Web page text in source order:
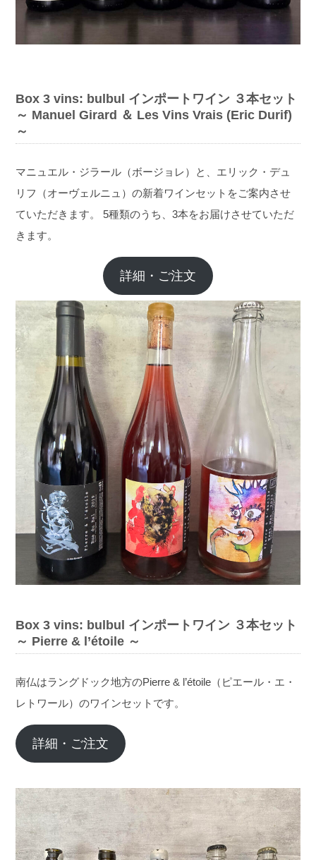
Box 3 vins: bulbul インポートワイン ３本セット
～ Manuel Girard ＆ Les Vins Vrais (Eric Durif)
～
マニュエル・ジラール（ボージョレ）と、エリック・デュ
リフ（オーヴェルニュ）の新着ワインセットをご案内させ
ていただきます。 5種類のうち、3本をお届けさせていただ
きます。
詳細・ご注文
Box 3 vins: bulbul インポートワイン ３本セット
～ Pierre & l’étoile ～
南仏はラングドック地方のPierre & l’étoile（ピエール・エ・
レトワール）のワインセットです。
詳細・ご注文